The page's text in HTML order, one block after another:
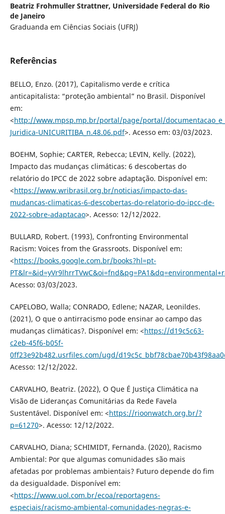
Beatriz Frohmuller Strattner, Universidade Federal do Rio
de Janeiro
Graduanda em Ciências Sociais (UFRJ)
Referências
BELLO, Enzo. (2017), Capitalismo verde e crítica
anticapitalista: “proteção ambiental” no Brasil. Disponível
em:
<http://www.mpsp.mp.br/portal/page/portal/
Juridica-UNICURITIBA_n.48.06.pdf>. Acesso em: 03/03/2023.
BOEHM, Sophie; CARTER, Rebecca; LEVIN, Kelly. (2022),
Impacto das mudanças climáticas: 6 descobertas do
relatório do IPCC de 2022 sobre adaptação. Disponível em:
<https://www.wribrasil.org.br/noticias/impacto-das-
mudancas-climaticas-6-descobertas-do-relatorio-do-ipcc-de-
2022-sobre-adaptacao>. Acesso: 12/12/2022.
BULLARD, Robert. (1993), Confronting Environmental
Racism: Voices from the Grassroots. Disponível em:
<https://books.google.com.br/books?hl=pt-
Acesso: 03/03/2023.
CAPELOBO, Walla; CONRADO, Edlene; NAZAR, Leonildes.
(2021), O que o antirracismo pode ensinar ao campo das
mudanças climáticas?. Disponível em: <https://d19c5c63-
c2eb-45f6-b05f-
0ff23e92b482.usrfiles.com/ugd/
Acesso: 12/12/2022.
CARVALHO, Beatriz. (2022), O Que É Justiça Climática na
Visão de Lideranças Comunitárias da Rede Favela
Sustentável. Disponível em: <https://rioonwatch.org.br/?
p=61270>. Acesso: 12/12/2022.
CARVALHO, Diana; SCHIMIDT, Fernanda. (2020), Racismo
Ambiental: Por que algumas comunidades são mais
afetadas por problemas ambientais? Futuro depende do fim
da desigualdade. Disponível em:
<https://www.uol.com.br/ecoa/reportagens-
especiais/racismo-ambiental-comunidades-negras-e-